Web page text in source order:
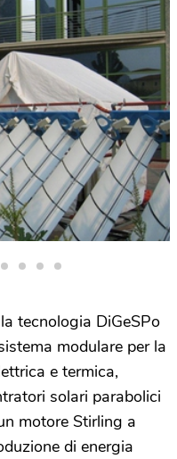
tecnologia DiGeSPo
modulare per la
e termica,
solari parabolici
motore Stirling a
di energia